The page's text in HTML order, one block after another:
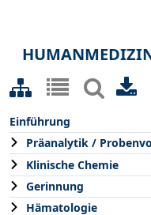
Einführung
Präanalytik /
Klinische Chemie
Gerinnung
Hämatologie